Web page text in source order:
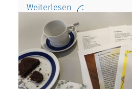
Weiterlesen